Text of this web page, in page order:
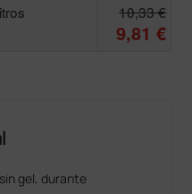
10,33 €
9,81 €
gel, durante